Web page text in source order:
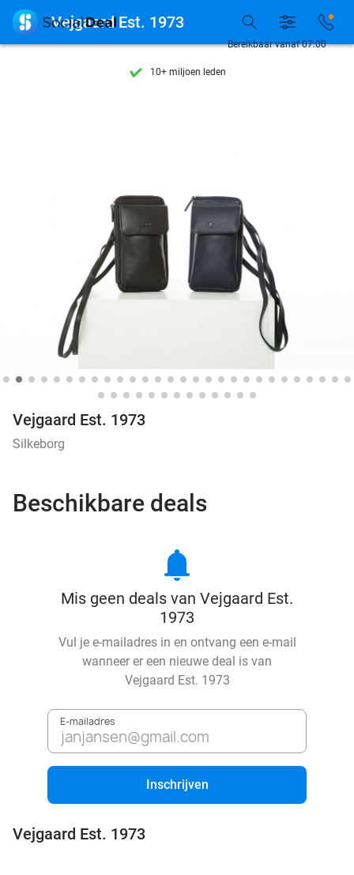
7 dagen per week beschikbaar
10+ miljoen leden
Bereikbaar vanaf 07:00
 Vejgaard Est. 1973
Vejgaard Est. 1973
Silkeborg
Beschikbare deals
notifications
Mis geen deals van Vejgaard Est.
1973
Vul je e-mailadres in en ontvang een e-mail
wanneer er een nieuwe deal is van
Vejgaard Est. 1973
E-mailadres
Inschrijven
Vejgaard Est. 1973